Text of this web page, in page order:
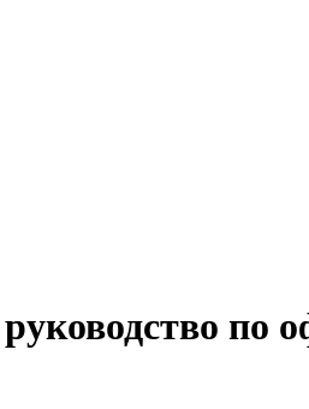
по